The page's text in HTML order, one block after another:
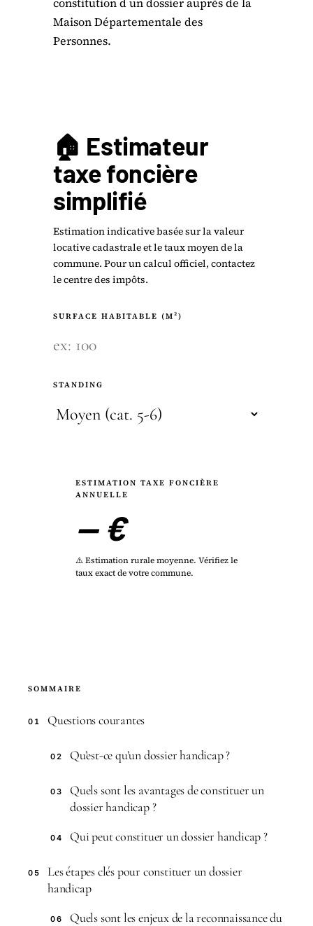
Maison Départementale des
Personnes.
🏠 Estimateur
taxe foncière
simplifié
Estimation indicative basée sur la valeur
locative cadastrale et le taux moyen de la
commune. Pour un calcul officiel, contactez
le centre des impôts.
SURFACE HABITABLE (M²)
STANDING
ESTIMATION TAXE FONCIÈRE
ANNUELLE
— €
⚠️ Estimation rurale moyenne. Vérifiez le
taux exact de votre commune.
SOMMAIRE
01 Questions courantes
02 Qu’est-ce qu’un dossier handicap ?
03
Quels sont les avantages de constituer un
dossier handicap ?
04 Qui peut constituer un dossier handicap ?
05
Les étapes clés pour constituer un dossier
handicap
06
Quels sont les enjeux de la reconnaissance du